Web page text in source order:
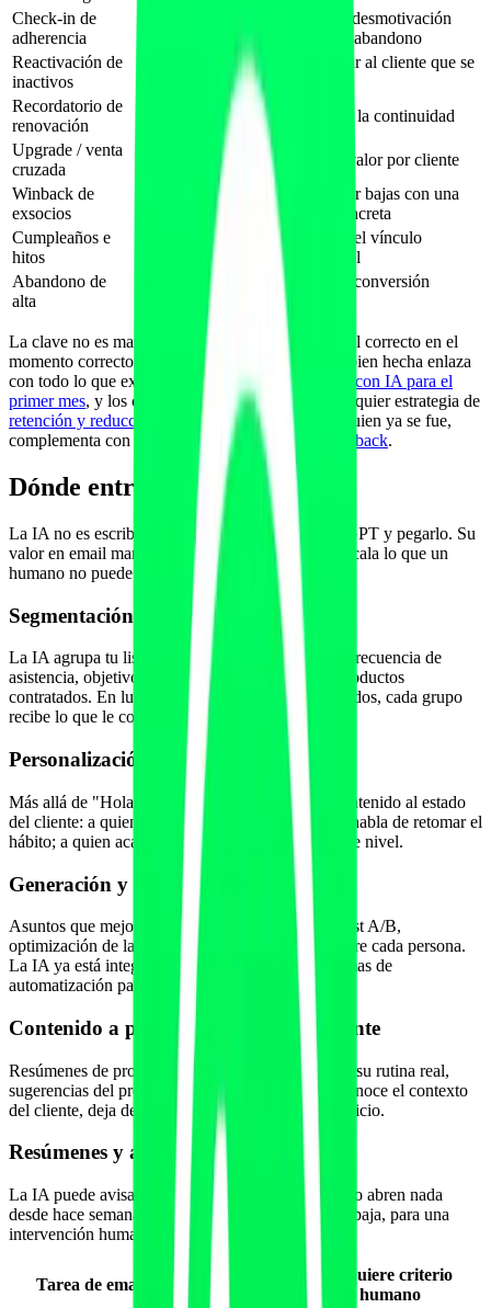
Check-in de
adherencia
Detectar desmotivación
antes del abandono
Reactivación de
inactivos
Tras X días sin asistir
Recuperar al cliente que se
Recordatorio de
renovación
Antes de fin de bono
Asegurar la continuidad
Upgrade / venta
cruzada
Tras alcanzar un hito
Subir el valor por cliente
Winback de
exsocios
Semanas tras la baja
Recuperar bajas con una
oferta concreta
Cumpleaños e
hitos
Fecha o logro
Reforzar el vínculo
emocional
Abandono de
alta
Empezó a registrarse
y no terminó
Cerrar la conversión
La clave no es mandar más correos, sino mandar el correcto en el
momento correcto. Una secuencia de bienvenida bien hecha enlaza
con todo lo que explicamos en
onboarding fitness con IA para el
primer mes, y los check-ins son el corazón de cualquier estrategia de
retención y reducción de bajas
. Para recuperar a quien ya se fue,
complementa con
reactivación de exclientes y winback.
Dónde entra la IA de verdad
La IA no es escribir un correo genérico con ChatGPT y pegarlo. Su
valor en email marketing fitness está en hacer a escala lo que un
humano no puede hacer manualmente.
Segmentación dinámica
La IA agrupa tu lista según comportamiento real: frecuencia de
asistencia, objetivo, antigüedad, riesgo de baja, productos
contratados. En lugar de un único mensaje para todos, cada grupo
recibe lo que le corresponde.
Personalización a escala
Más allá de "Hola, [nombre]". La IA adapta el contenido al estado
del cliente: a quien lleva tres semanas sin venir le habla de retomar el
hábito; a quien acaba de batir su marca, de subir de nivel.
Generación y optimización de copy
Asuntos que mejoran la apertura, variantes para test A/B,
optimización de la hora de envío según cuándo abre cada persona.
La IA ya está integrada en la mayoría de plataformas de
automatización para estas tareas.
Contenido a partir de los datos del cliente
Resúmenes de progreso, recordatorios basados en su rutina real,
sugerencias del próximo paso. Cuando el email conoce el contexto
del cliente, deja de ser spam y se convierte en servicio.
Resúmenes y alertas para el equipo
La IA puede avisar al entrenador de qué clientes no abren nada
desde hace semanas o cuáles muestran señales de baja, para una
intervención humana a tiempo.
Tarea de email
Automatizable
con IA
Requiere criterio
humano